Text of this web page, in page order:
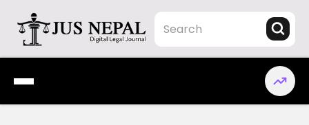
content
Jus Nepal | www.jusnepal.com
Digital Legal Journal